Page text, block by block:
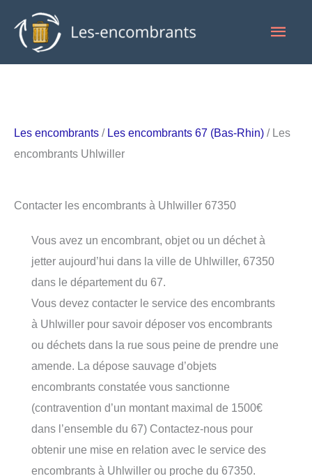
contenu
Les encombrants / Les encombrants 67 (Bas-Rhin) / Les
encombrants Uhlwiller
Contacter les encombrants à Uhlwiller 67350
Vous avez un encombrant, objet ou un déchet à
jetter aujourd’hui dans la ville de Uhlwiller, 67350
dans le département du 67.
Vous devez contacter le service des encombrants
à Uhlwiller pour savoir déposer vos encombrants
ou déchets dans la rue sous peine de prendre une
amende. La dépose sauvage d’objets
encombrants constatée vous sanctionne
(contravention d’un montant maximal de 1500€
dans l’ensemble du 67) Contactez-nous pour
obtenir une mise en relation avec le service des
encombrants à Uhlwiller ou proche du 67350.